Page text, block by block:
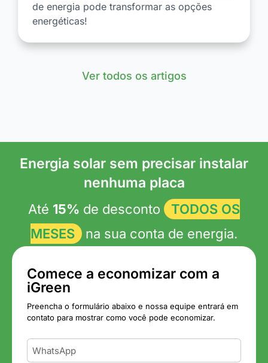
de energia pode transformar as opções
energéticas!
Ver todos os artigos
Energia solar sem precisar instalar
nenhuma placa
Até 15% de desconto
TODOS OS
MESES
na sua conta de energia.
Comece a economizar com a
iGreen
Preencha o formulário abaixo e nossa equipe entrará em
contato para mostrar como você pode economizar.